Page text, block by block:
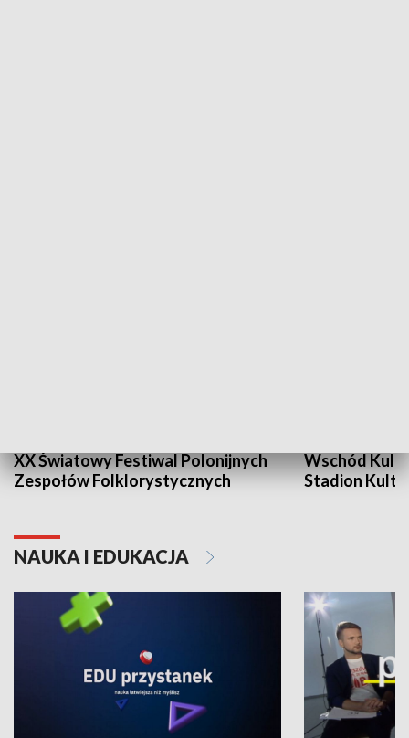
XX Światowy Festiwal Polonijnych
Zespołów Folklorystycznych
Wschód
Stadion
NAUKA I EDUKACJA